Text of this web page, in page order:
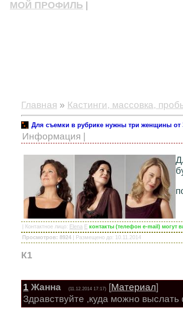
МОЙ ПРОФИЛЬ
Главная » Кастинги, массовка,
Для съемки в рубрике нужны три женщины от
Информация |
| Контактное лицо: Elena E контакты (телефон e-mail) могут
Просмотров: 8924 | Размещено до: 10.11.2014
К1
1 Жанна (11.12.2014 17:17) [Материал]
Здравствуйте ,куда можно